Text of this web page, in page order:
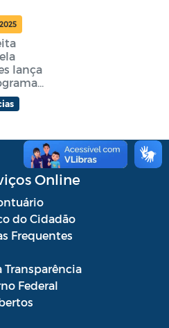
lança
+
Online
do Cidadão
Frequentes
Transparência
Federal